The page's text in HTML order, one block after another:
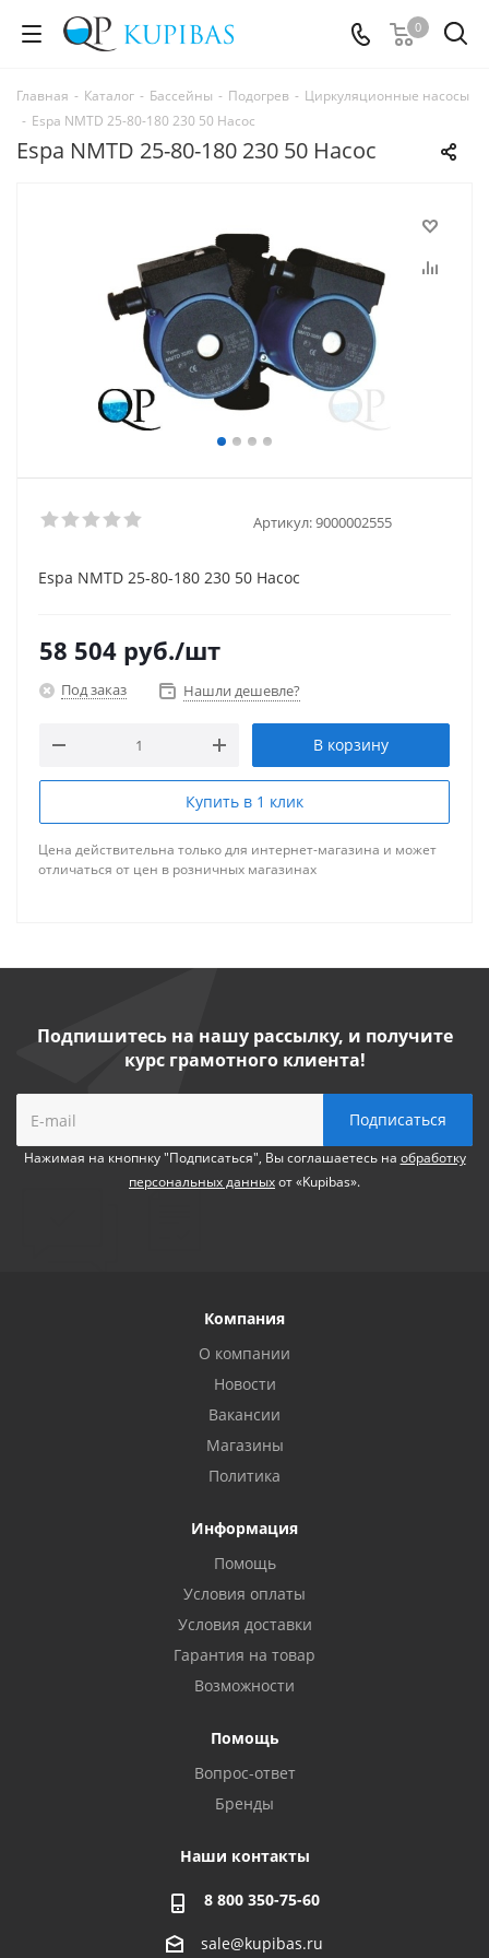
0
Главная - Каталог - Бассейны - Подогрев - Циркуляционные насосы
- Espa NMTD 25-80-180 230 50 Насос
Espa NMTD 25-80-180 230 50 Насос
Артикул:9000002555
Espa NMTD 25-80-180 230 50 Насос
58 504 руб./шт
Под заказ Нашли дешевле?
В корзину
Купить в 1 клик
Цена действительна только для интернет-магазина и может
отличаться от цен в розничных магазинах
Подпишитесь на нашу рассылку, и получите
курс грамотного клиента!
Нажимая на кнопнку "Подписаться", Вы соглашаетесь на обработку
персональных данныхот «Kupibas».
Компания
О компании
Новости
Вакансии
Магазины
Политика
Информация
Помощь
Условия оплаты
Условия доставки
Гарантия на товар
Возможности
Помощь
Вопрос-ответ
Бренды
Наши контакты
8 800 350-75-60
sale@kupibas.ru